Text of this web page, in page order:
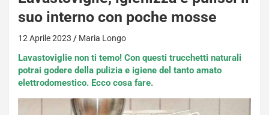
suo interno con poche mosse
12 Aprile 2023 Maria Longo
Lavastoviglie non ti temo! Con questi trucchetti naturali
potrai godere della pulizia e igiene del tanto amato
elettrodomestico. Ecco cosa fare.